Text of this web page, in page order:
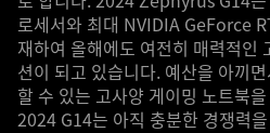
로세서와 최대 NVIDIA GeForce
재하여 올해에도 여전히 매력적인
션이 되고 있습니다. 예산을 아끼
할 수 있는 고사양 게이밍 노트북
2024 G14는 아직 충분한 경쟁력